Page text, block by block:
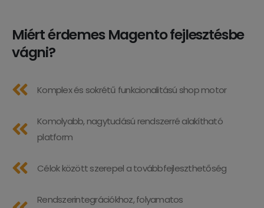
Miért érdemes Magento fejlesztésbe
vágni?
Komplex és sokrétű funkcionalitású shop motor
Komolyabb, nagytudású rendszerré alakítható
platform
Célok között szerepel a továbbfejleszthetőség
Rendszerintegrációkhoz, folyamatos